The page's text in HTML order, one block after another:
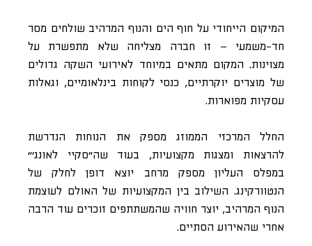
המיקום הייחודי על חוף הים והנוף המרהיב שולחים מסר
חד-משמעי – זו חברה מצליחה שלא מתפשרת על
מצוינות. המקום מתאים במיוחד לאירועי השקה גדולים
של מוצרים יוקרתיים, כנסי לקוחות בינלאומיים, וגאלות
עסקיות מפוארות.
החלל המרכזי הממוזג מספק את הנוחות הנדרשת
להרצאות ומצגות מקצועיות, בעוד שה״סקיי לאונג׳״
במפלס העליון מספק מרחב יוצא דופן לחלק של
הנטוורקינג. השילוב בין המקצועיות של האולם לעוצמת
הנוף המרהיב, יוצר חוויה שהמשתתפים זוכרים עוד הרבה
אחרי שהאירוע הסתיים.